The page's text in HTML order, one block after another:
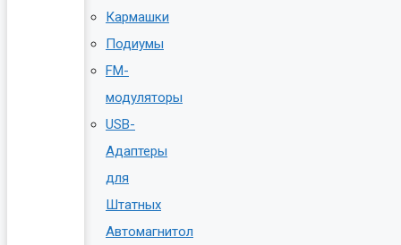
Кармашки
Подиумы
FM-
модуляторы
USB-
Адаптеры
для
Штатных
Автомагнитол